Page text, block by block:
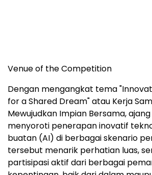
Venue of the Competition
Dengan mengangkat tema
for a Shared Dream" atau Kerja
Mewujudkan Impian Bersama,
menyoroti penerapan inovatif
buatan (AI) di berbagai skenario
tersebut menarik perhatian luas,
partisipasi aktif dari berbagai